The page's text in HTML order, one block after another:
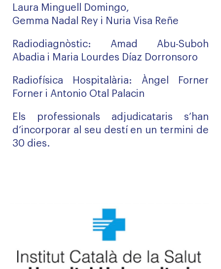
Laura Minguell Domingo,
Gemma Nadal Rey i Nuria Visa Reñe
Radiodiagnòstic: Amad Abu-Suboh
Abadia i Maria Lourdes Díaz Dorronsoro
Radiofísica Hospitalària: Àngel Forner
Forner i Antonio Otal Palacin
Els professionals adjudicataris s’han
d’incorporar al seu destí en un termini de
30 dies.